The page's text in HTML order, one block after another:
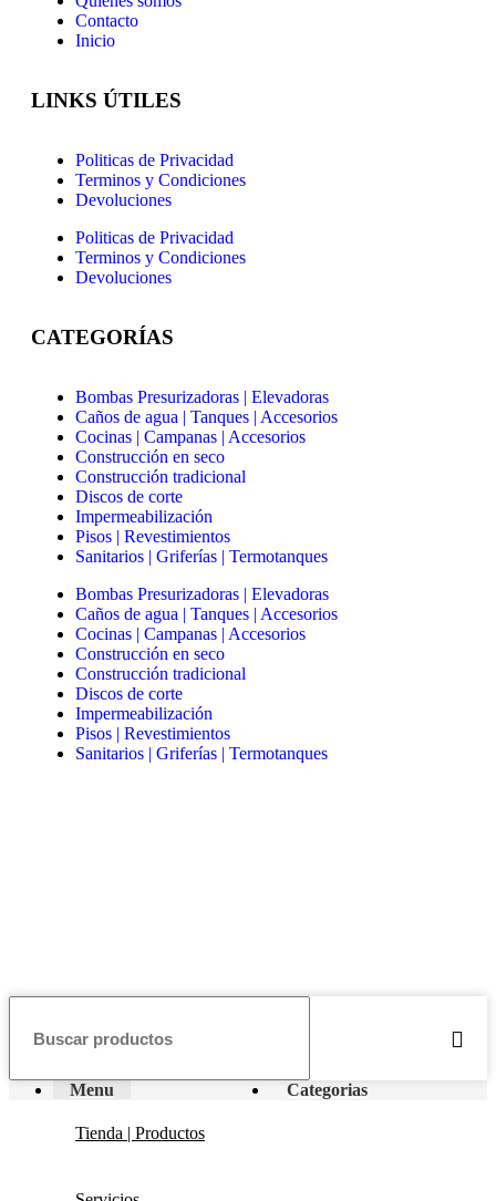
Contacto
Inicio
LINKS ÚTILES
Politicas de Privacidad
Terminos y Condiciones
Devoluciones
Politicas de Privacidad
Terminos y Condiciones
Devoluciones
CATEGORÍAS
Bombas Presurizadoras | Elevadoras
Caños de agua | Tanques | Accesorios
Cocinas | Campanas | Accesorios
Construcción en seco
Construcción tradicional
Discos de corte
Impermeabilización
Pisos | Revestimientos
Sanitarios | Griferías | Termotanques
Bombas Presurizadoras | Elevadoras
Caños de agua | Tanques | Accesorios
Cocinas | Campanas | Accesorios
Construcción en seco
Construcción tradicional
Discos de corte
Impermeabilización
Pisos | Revestimientos
Sanitarios | Griferías | Termotanques
Menu Categorias
Tienda | Productos